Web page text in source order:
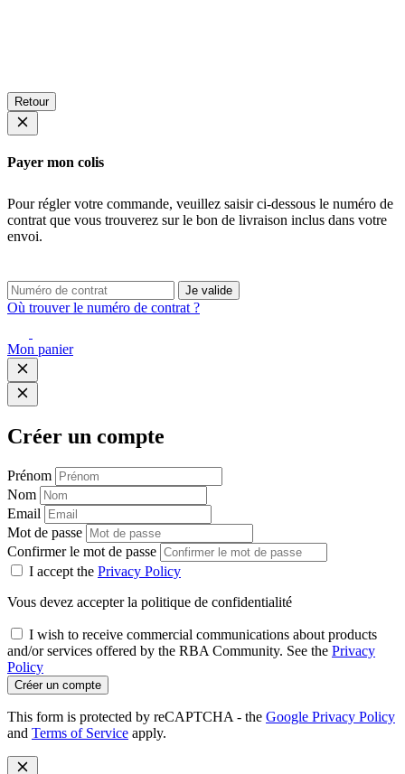
Retour
Payer mon colis
Pour régler votre commande, veuillez saisir ci-dessous le numéro de
contrat que vous trouverez sur le bon de livraison inclus dans votre
envoi.
Je valide
Où trouver le numéro de contrat ?
Mon panier
Créer un compte
Prénom
Nom
Email
Mot de passe
Confirmer le mot de passe
I accept the Privacy Policy
Vous devez accepter la politique de confidentialité
I wish to receive commercial communications about products
and/or services offered by the RBA Community. See the Privacy
Policy
Créer un compte
This form is protected by reCAPTCHA - the Google Privacy Policy
and Terms of Service apply.